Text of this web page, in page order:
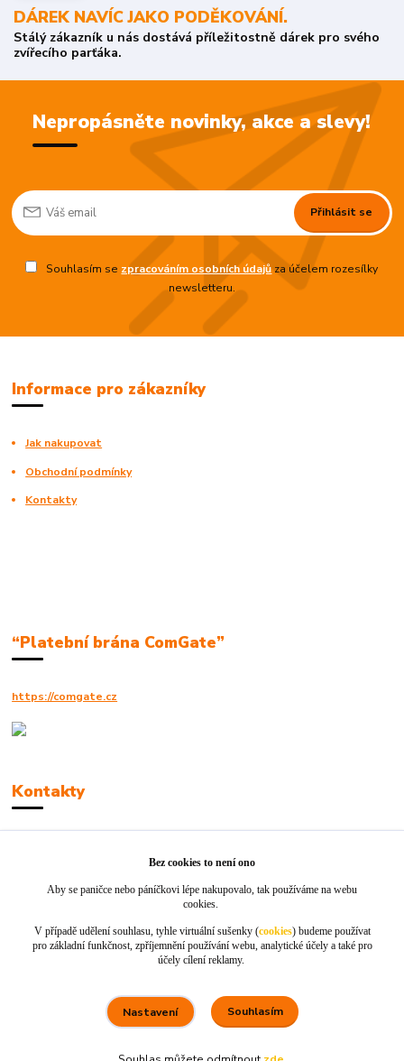
DÁREK NAVÍC JAKO PODĚKOVÁNÍ.
Stálý zákazník u nás dostává příležitostně dárek pro svého
zvířecího parťáka.
Nepropásněte novinky, akce a slevy!
Přihlásit se
Souhlasím se zpracováním osobních údajůza účelem rozesílky
newsletteru.
Informace pro zákazníky
Jak nakupovat
Obchodní podmínky
Kontakty
“Platební brána ComGate”
https://comgate.cz
Kontakty
info@jackie-shop.cz
Vytvořeno na Eshop-rychle.cz
Bez cookies to není ono
Aby se paničce nebo páníčkovi lépe nakupovalo, tak používáme na webu
cookies.
V případě udělení souhlasu, tyhle virtuální sušenky (cookies) budeme používat
pro základní funkčnost, zpříjemnění používání webu, analytické účely a také pro
účely cílení reklamy.
Nastavení Souhlasím